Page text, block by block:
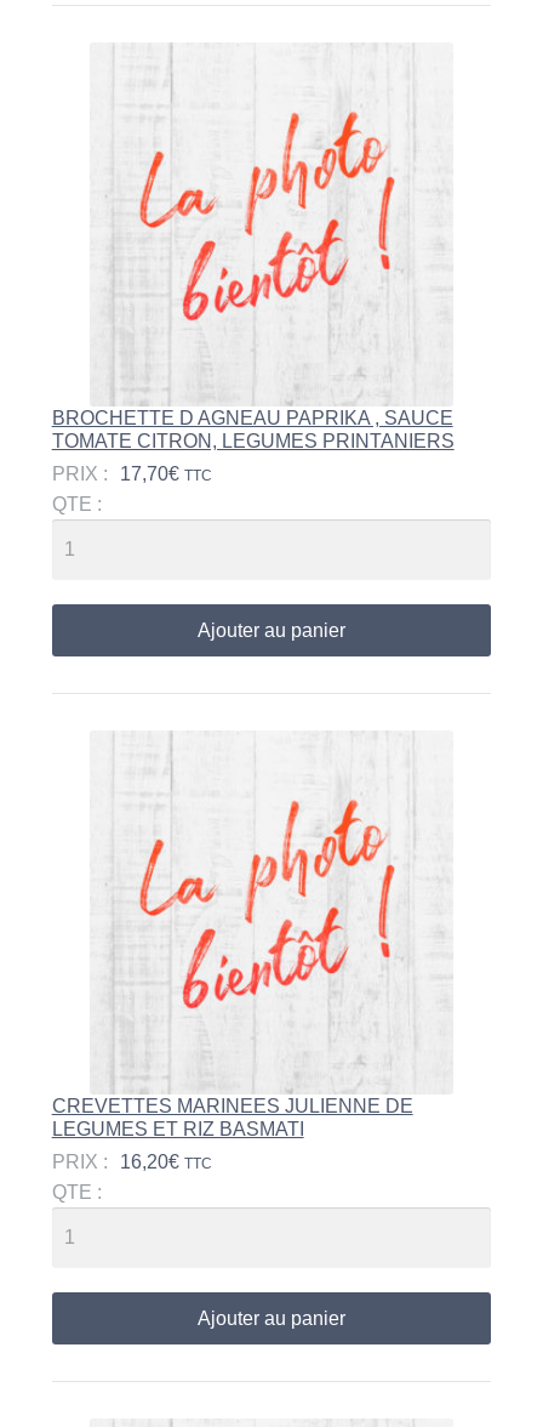
BROCHETTE D AGNEAU PAPRIKA , SAUCE
TOMATE CITRON, LEGUMES PRINTANIERS
PRIX :
17,70€ TTC
QTE :
Ajouter au panier
CREVETTES MARINEES JULIENNE DE
LEGUMES ET RIZ BASMATI
PRIX :
16,20€ TTC
QTE :
Ajouter au panier